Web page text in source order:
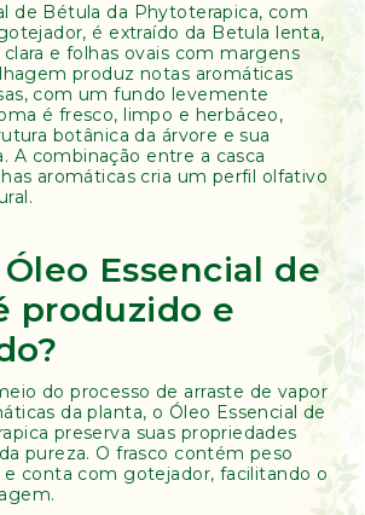
de Bétula da Phytoterapica, com
é extraído da Betula lenta,
e folhas ovais com margens
produz notas aromáticas
com um fundo levemente
é fresco, limpo e herbáceo,
botânica da árvore e sua
A combinação entre a casca
aromáticas cria um perfil olfativo
Essencial de
produzido e
do processo de arraste de vapor
da planta, o Óleo Essencial de
preserva suas propriedades
pureza. O frasco contém peso
e conta com gotejador, facilitando o